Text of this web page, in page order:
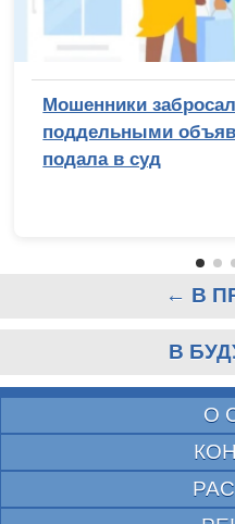
Мошенники
поддельными
подала в суд
← В
В
О